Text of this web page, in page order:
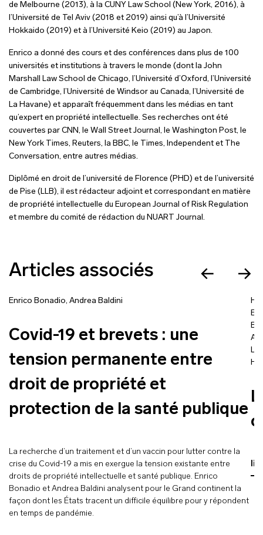
de Melbourne (2013), à la CUNY Law School (New York, 2016), à
l’Université de Tel Aviv (2018 et 2019) ainsi qu’à l’Université
Hokkaido (2019) et à l’Université Keio (2019) au Japon.
Enrico a donné des cours et des conférences dans plus de 100
universités et institutions à travers le monde (dont la John
Marshall Law School de Chicago, l’Université d’Oxford, l’Université
de Cambridge, l’Université de Windsor au Canada, l’Université de
La Havane) et apparaît fréquemment dans les médias en tant
qu’expert en propriété intellectuelle. Ses recherches ont été
couvertes par CNN, le Wall Street Journal, le Washington Post, le
New York Times, Reuters, la BBC, le Times, Independent et The
Conversation, entre autres médias.
Diplômé en droit de l’université de Florence (PHD) et de l’université
de Pise (LLB), il est rédacteur adjoint et correspondant en matière
de propriété intellectuelle du European Journal of Risk Regulation
et membre du comité de rédaction du NUART Journal.
Articles associés
Enrico Bonadio, Andrea Baldini
Covid-19 et brevets : une
tension permanente entre
droit de propriété et
protection de la santé publique
La recherche d’un traitement et d’un vaccin pour lutter contre la
crise du Covid-19 a mis en exergue la tension existante entre
droits de propriété intellectuelle et santé publique. Enrico
Bonadio et Andrea Baldini analysent pour le Grand continent la
façon dont les États tracent un difficile équilibre pour y répondent
en temps de pandémie.